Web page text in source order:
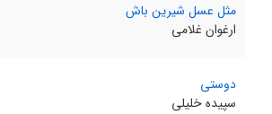
مثل عسل شیرین باش
ارغوان غلامی
دوستی
سپیده خلیلی